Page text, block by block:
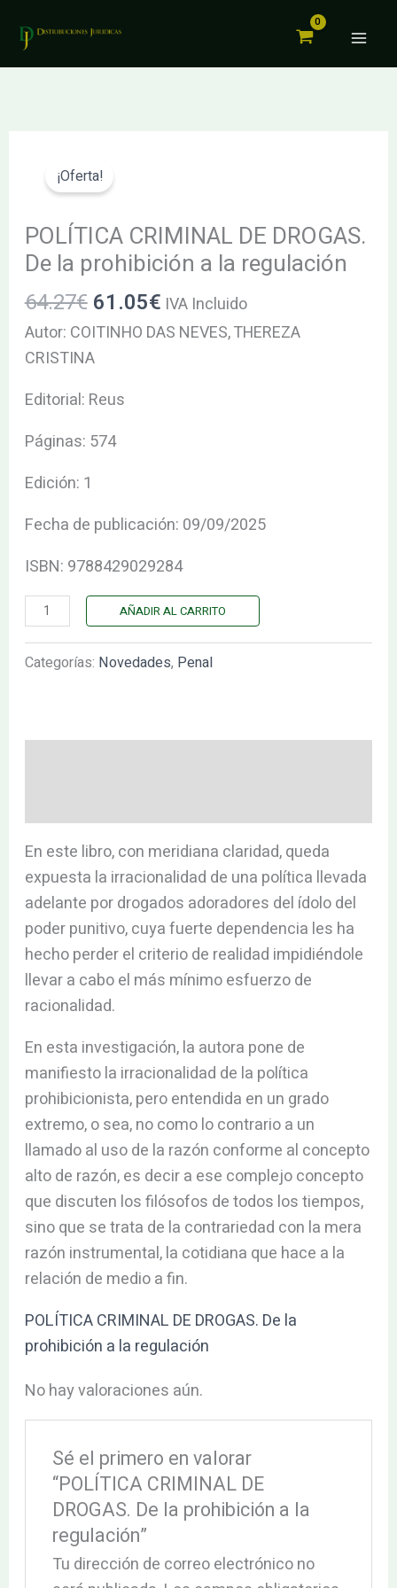
contenido
¡Oferta!
POLÍTICA CRIMINAL DE DROGAS.
De la prohibición a la regulación
64.27€
precio
original
era:
64.27€.
61.05€
es:
61.05€.
IVA Incluido
Autor: COITINHO DAS NEVES, THEREZA
CRISTINA
Editorial: Reus
Páginas: 574
Edición: 1
Fecha de publicación: 09/09/2025
ISBN: 9788429029284
CRIMINAL
DROGAS.
De
prohibición
a
la
cantidad
AÑADIR AL CARRITO
Categorías: Novedades, Penal
En este libro, con meridiana claridad, queda
expuesta la irracionalidad de una política llevada
adelante por drogados adoradores del ídolo del
poder punitivo, cuya fuerte dependencia les ha
hecho perder el criterio de realidad impidiéndole
llevar a cabo el más mínimo esfuerzo de
racionalidad.
En esta investigación, la autora pone de
manifiesto la irracionalidad de la política
prohibicionista, pero entendida en un grado
extremo, o sea, no como lo contrario a un
llamado al uso de la razón conforme al concepto
alto de razón, es decir a ese complejo concepto
que discuten los filósofos de todos los tiempos,
sino que se trata de la contrariedad con la mera
razón instrumental, la cotidiana que hace a la
relación de medio a fin.
POLÍTICA CRIMINAL DE DROGAS. De la
prohibición a la regulación
No hay valoraciones aún.
Sé el primero en valorar
“POLÍTICA CRIMINAL DE
DROGAS. De la prohibición a la
regulación”
Tu dirección de correo electrónico no
DROGAS.
De
regulación